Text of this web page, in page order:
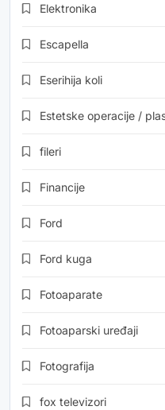
Elektronika
Escapella
Eserihija koli
Estetske operacije /
fileri
Financije
Ford
Ford kuga
Fotoaparate
Fotoaparski uređaji
Fotografija
fox televizori